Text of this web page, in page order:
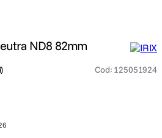
ND8 82mm
) Cod: 125051924